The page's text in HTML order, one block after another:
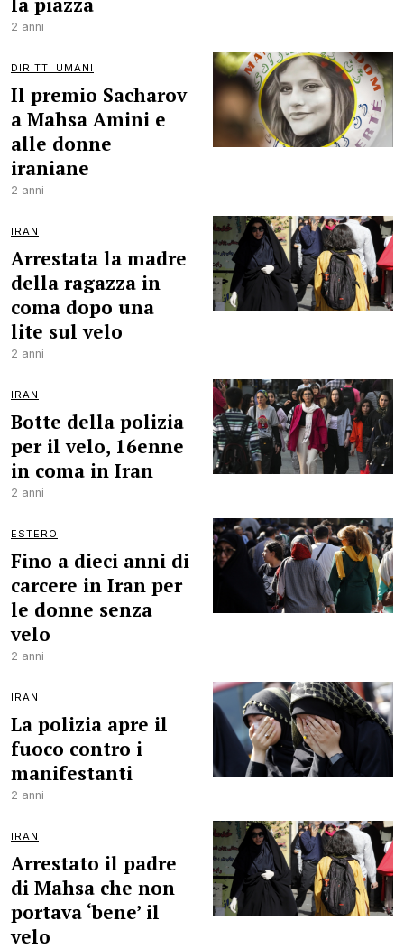
2 anni
DIRITTI UMANI
Il premio Sacharov
a Mahsa Amini e
alle donne
iraniane
2 anni
IRAN
Arrestata la madre
della ragazza in
coma dopo una
lite sul velo
2 anni
IRAN
Botte della polizia
per il velo, 16enne
in coma in Iran
2 anni
ESTERO
Fino a dieci anni di
carcere in Iran per
le donne senza
velo
2 anni
IRAN
La polizia apre il
fuoco contro i
manifestanti
2 anni
IRAN
Arrestato il padre
di Mahsa che non
portava ‘bene’ il
velo